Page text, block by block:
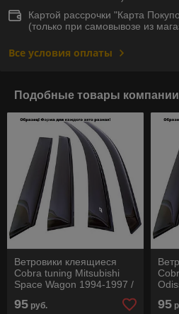
Картой рассрочки "Карта
(только при самовывозе из
Все условия оплаты
Подобные товары компании
Ветровики клеящиеся
Cobra tuning Mitsubishi
Space Wagon 1994-1997 /
2003
95 руб. 95